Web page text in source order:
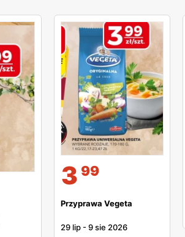
3 99
Przyprawa Vegeta
29 lip -9 sie 2026